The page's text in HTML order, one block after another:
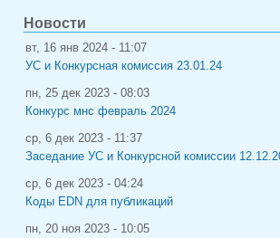
Новости
вт, 16 янв 2024 - 11:07
УС и Конкурсная комиссия 23.01.24
пн, 25 дек 2023 - 08:03
Конкурс мнс февраль 2024
ср, 6 дек 2023 - 11:37
Заседание УС и Конкурсной комиссии
ср, 6 дек 2023 - 04:24
Коды EDN для публикаций
пн, 20 ноя 2023 - 10:05